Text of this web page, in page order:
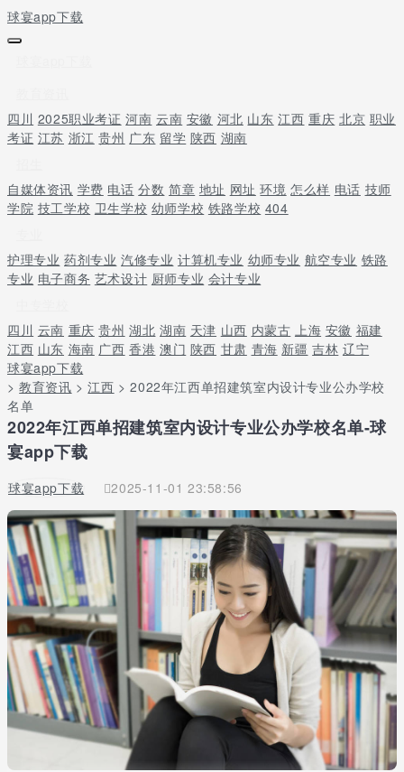
球宴app下载
四川 2025职业考证 河南 云南 安徽 河北 山东 江西 重庆 北京 职业
考证 江苏 浙江 贵州 广东 留学 陕西 湖南
自媒体资讯 学费 电话 分数 简章 地址 网址 环境 怎么样 电话 技师
学院 技工学校 卫生学校 幼师学校 铁路学校 404
护理专业 药剂专业 汽修专业 计算机专业 幼师专业 航空专业 铁路
专业 电子商务 艺术设计 厨师专业 会计专业
四川 云南 重庆 贵州 湖北 湖南 天津 山西 内蒙古 上海 安徽 福建
江西 山东 海南 广西 香港 澳门 陕西 甘肃 青海 新疆 吉林 辽宁
球宴app下载
>教育资讯 >江西 > 2022年江西单招建筑室内设计专业公办学校
名单
2022年江西单招建筑室内设计专业公办学校名单-球
宴app下载
球宴app下载 2025-11-01 23:58:56